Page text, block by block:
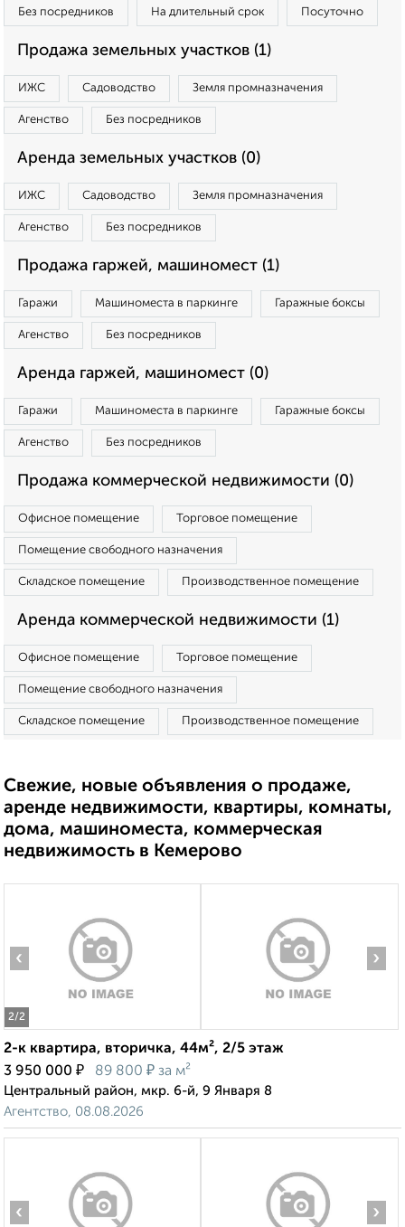
Без посредников На длительный срок Посуточно
Продажа земельных участков (1)
ИЖС Садоводство Земля промназначения
Агенство Без посредников
Аренда земельных участков (0)
ИЖС Садоводство Земля промназначения
Агенство Без посредников
Продажа гаржей, машиномест (1)
Гаражи Машиноместа в паркинге Гаражные боксы
Агенство Без посредников
Аренда гаржей, машиномест (0)
Гаражи Машиноместа в паркинге Гаражные боксы
Агенство Без посредников
Продажа коммерческой недвижимости (0)
Офисное помещение Торговое помещение
Помещение свободного назначения
Складское помещение Производственное помещение
Аренда коммерческой недвижимости (1)
Офисное помещение Торговое помещение
Помещение свободного назначения
Складское помещение Производственное помещение
Свежие, новые объявления о продаже,
аренде недвижимости, квартиры, комнаты,
дома, машиноместа, коммерческая
недвижимость в Кемерово
2/2
‹ ›
2-к квартира, вторичка, 44м², 2/5 этаж
3 950 000 ₽ 89 800 ₽ за м²
Центральный район, мкр. 6-й, 9 Января 8
Агентство, 08.08.2026
‹ ›